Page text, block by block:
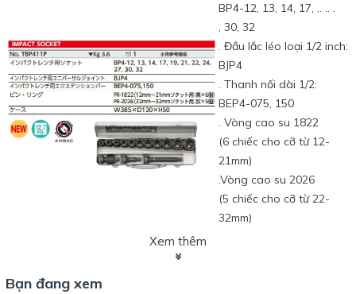
BP4-12, 13, 14, 17, .. .. .
, 30, 32
. Đầu lắc léo loại 1/2 inch:
BJP4
. Thanh nối dài 1/2:
BEP4-075, 150
. Vòng cao su 1822
(6 chiếc cho cỡ từ 12-
21mm)
.Vòng cao su 2026
(5 chiếc cho cỡ từ 22-
32mm)
Xem thêm
Bạn đang xem